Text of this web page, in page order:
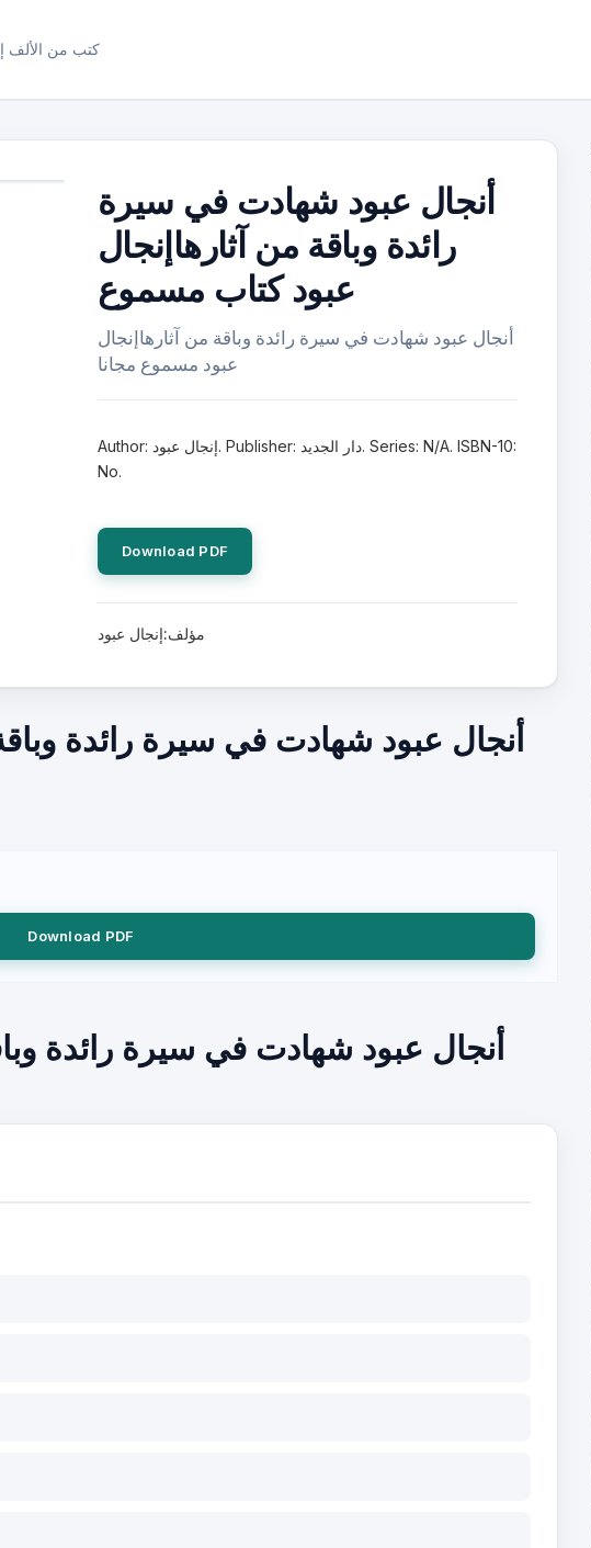
كتب من الألف
أنجال عبود شهادت في سيرة
رائدة وباقة من آثارهاإنجال
عبود كتاب مسموع
أنجال عبود شهادت في سيرة رائدة وباقة من آثارهاإنجال
عبود مسموع مجانا
Author: إنجال عبود. Publisher: دار الجديد. Series: N/A. ISBN-10:
No.
Download PDF
مؤلف:إنجال عبود
أنجال عبود شهادت في سيرة رائدة
Download PDF
أنجال عبود شهادت في سيرة رائدة